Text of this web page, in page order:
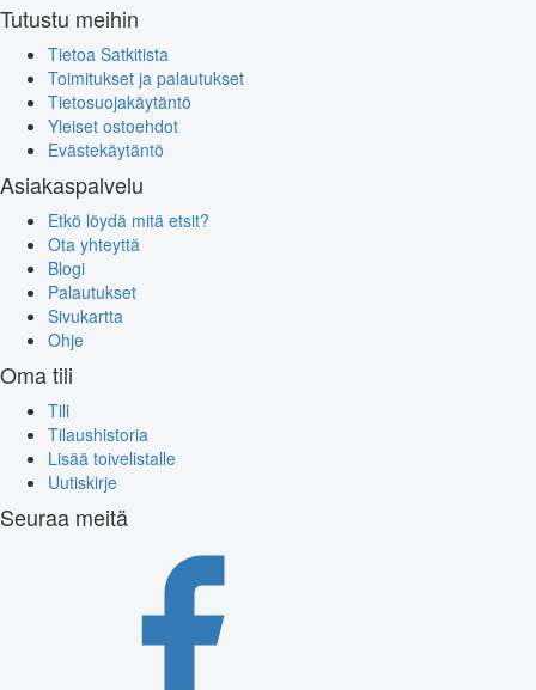
Tutustu meihin
Tietoa Satkitista
Toimitukset ja palautukset
Tietosuojakäytäntö
Yleiset ostoehdot
Evästekäytäntö
Asiakaspalvelu
Etkö löydä mitä etsit?
Ota yhteyttä
Blogi
Palautukset
Sivukartta
Ohje
Oma tili
Tili
Tilaushistoria
Lisää toivelistalle
Uutiskirje
Seuraa meitä